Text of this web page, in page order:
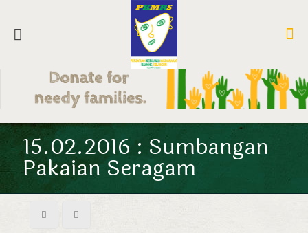
15.02.2016 : Sumbangan
Pakaian Seragam